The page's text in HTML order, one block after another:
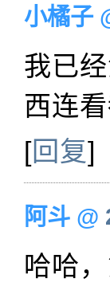
小橘子
我已
西连
[回复]
阿斗 @
哈哈